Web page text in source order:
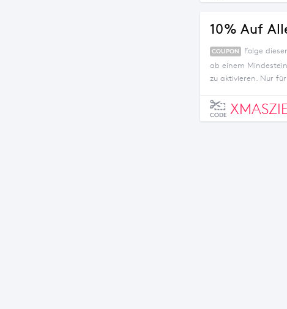
10% Auf
COUPON
Folge
ab einem
zu aktivieren. Nur
CODE